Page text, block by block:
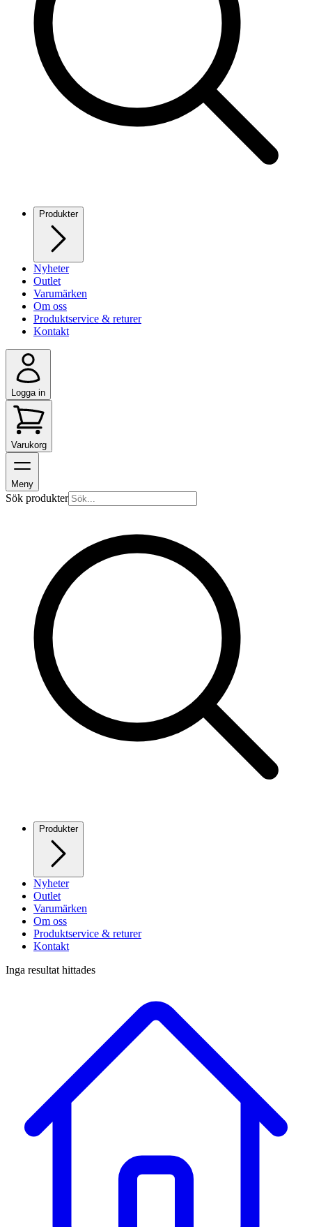
Produkter
Nyheter
Outlet
Varumärken
Om oss
Produktservice & returer
Kontakt
Logga in
Varukorg
Meny
Sök produkter
Produkter
Nyheter
Outlet
Varumärken
Om oss
Produktservice & returer
Kontakt
Inga resultat hittades